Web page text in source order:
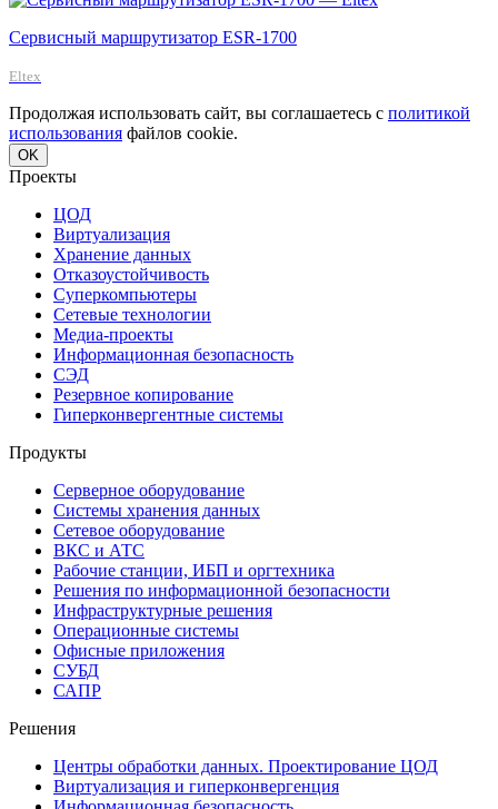
Сервисный маршрутизатор ESR-1700
Eltex
Продолжая использовать сайт, вы соглашаетесь с политикой
использования файлов cookie.
OK
Проекты
ЦОД
Виртуализация
Хранение данных
Отказоустойчивость
Суперкомпьютеры
Сетевые технологии
Медиа-проекты
Информационная безопасность
СЭД
Резервное копирование
Гиперконвергентные системы
Продукты
Серверное оборудование
Системы хранения данных
Сетевое оборудование
ВКС и АТС
Рабочие станции, ИБП и оргтехника
Решения по информационной безопасности
Инфраструктурные решения
Операционные системы
Офисные приложения
СУБД
САПР
Решения
Центры обработки данных. Проектирование ЦОД
Виртуализация и гиперконвергенция